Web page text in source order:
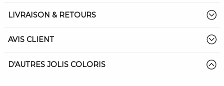
LIVRAISON & RETOURS
AVIS CLIENT
D'AUTRES JOLIS COLORIS